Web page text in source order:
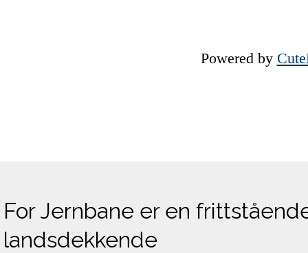
Powered by
For Jernbane er en
landsdekkende